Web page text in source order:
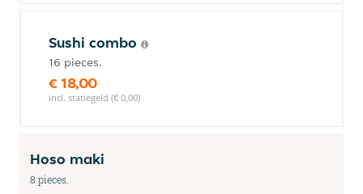
Sushi combo
16 pieces.
€ 18,00
incl. statiegeld (€ 0,00)
Hoso maki
8 pieces.